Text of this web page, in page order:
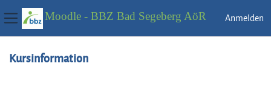
Website-Übersicht
Moodle - BBZ Bad Segeberg AöR Anmelden
Kursinformation